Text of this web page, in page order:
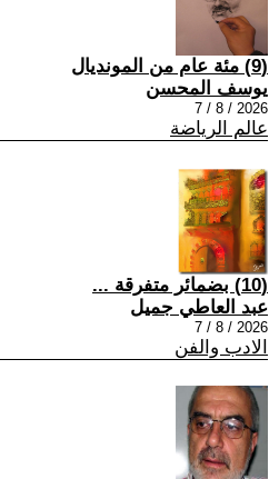
(9) مئة عام من المونديال
يوسف المحسن
2026 / 8 / 7
عالم الرياضة
(10) بضمائر متفرقة ...
عبد العاطي جميل
2026 / 8 / 7
الادب والفن